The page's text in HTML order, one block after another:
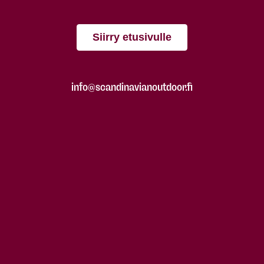
Siirry etusivulle
info@scandinavianoutdoor.fi